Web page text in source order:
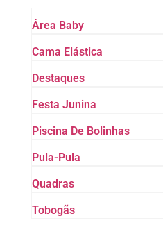
Área Baby
Cama Elástica
Destaques
Festa Junina
Piscina De Bolinhas
Pula-Pula
Quadras
Tobogãs